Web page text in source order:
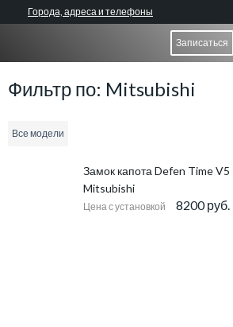
Города, адреса и телефоны
Записаться
Фильтр по: Mitsubishi
Все модели
Замок капота Defen Time
Mitsubishi
Цена с установкой 8200 руб.